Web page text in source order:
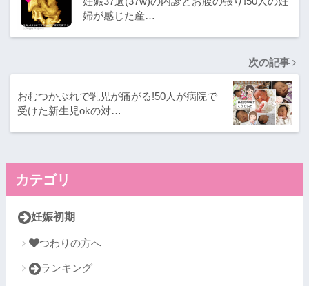
婦が感じた産…
次の記事
おむつかぶれで乳児が痛がる!50人が病院で
受けた新生児okの対…
カテゴリ
妊娠初期
つわりの方へ
ランキング